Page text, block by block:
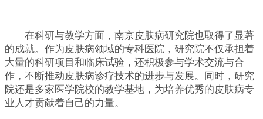
在科研与教学方面，南京皮肤病研究院也取得了显著
的成就。作为皮肤病领域的专科医院，研究院不仅承担着
大量的科研项目和临床试验，还积极参与学术交流与合
作，不断推动皮肤病诊疗技术的进步与发展。同时，研究
院还是多家医学院校的教学基地，为培养优秀的皮肤病专
业人才贡献着自己的力量。